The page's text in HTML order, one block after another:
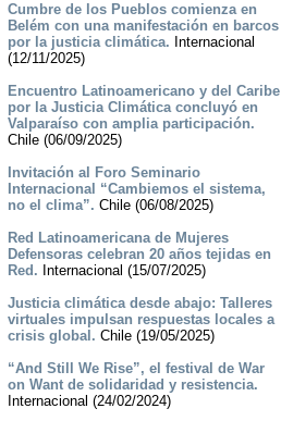
Cumbre de los Pueblos comienza en
Belém con una manifestación en barcos
por la justicia climática. Internacional
(12/11/2025)
Encuentro Latinoamericano y del Caribe
por la Justicia Climática concluyó en
Valparaíso con amplia participación.
Chile (06/09/2025)
Invitación al Foro Seminario
Internacional “Cambiemos el sistema,
no el clima”. Chile (06/08/2025)
Red Latinoamericana de Mujeres
Defensoras celebran 20 años tejidas en
Red. Internacional (15/07/2025)
Justicia climática desde abajo: Talleres
virtuales impulsan respuestas locales a
crisis global. Chile (19/05/2025)
“And Still We Rise”, el festival de War
on Want de solidaridad y resistencia.
Internacional (24/02/2024)